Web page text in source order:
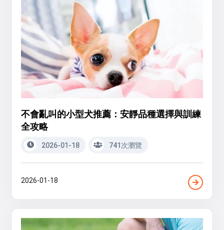
不會亂叫的小型犬推薦：安靜品種選擇與訓練
全攻略
2026-01-18 741次瀏覽
2026-01-18